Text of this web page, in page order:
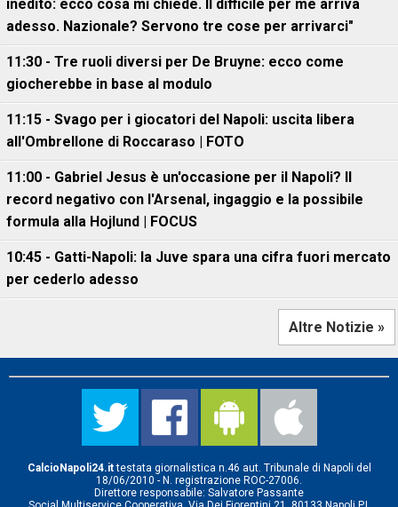
inedito: ecco cosa mi chiede. Il difficile per me arriva
adesso. Nazionale? Servono tre cose per arrivarci"
11:30 - Tre ruoli diversi per De Bruyne: ecco come
giocherebbe in base al modulo
11:15 - Svago per i giocatori del Napoli: uscita libera
all'Ombrellone di Roccaraso | FOTO
11:00 - Gabriel Jesus è un'occasione per il Napoli? Il
record negativo con l'Arsenal, ingaggio e la possibile
formula alla Hojlund | FOCUS
10:45 - Gatti-Napoli: la Juve spara una cifra fuori mercato
per cederlo adesso
Altre Notizie »
CalcioNapoli24.ittestata giornalistica n.46 aut. Tribunale di Napoli del
18/06/2010 - N. registrazione ROC-27006.
Direttore responsabile: Salvatore Passante